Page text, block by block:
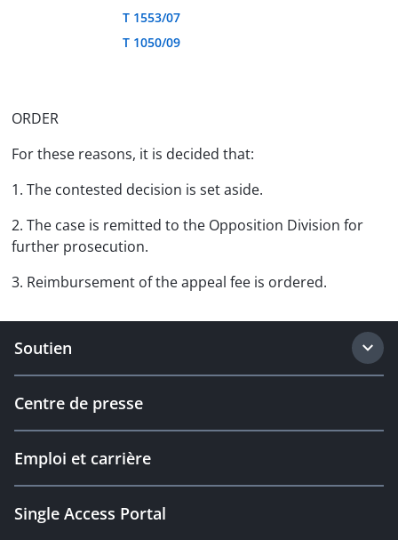
T 1553/07
T 1050/09
ORDER
For these reasons, it is decided that:
1. The contested decision is set aside.
2. The case is remitted to the Opposition Division for
further prosecution.
3. Reimbursement of the appeal fee is ordered.
Soutien
Centre de presse
Emploi et carrière
Single Access Portal